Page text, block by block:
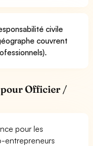
civile
couvrent
pour Officier /
pour les
entrepreneurs